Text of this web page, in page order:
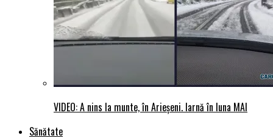
VIDEO: A nins la munte, în Arieșeni. Iarnă în luna MAI
Sănătate